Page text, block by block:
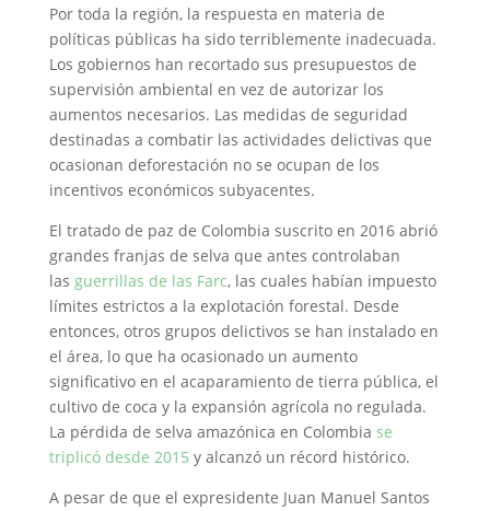
Por toda la región, la respuesta en materia de
políticas públicas ha sido terriblemente inadecuada.
Los gobiernos han recortado sus presupuestos de
supervisión ambiental en vez de autorizar los
aumentos necesarios. Las medidas de seguridad
destinadas a combatir las actividades delictivas que
ocasionan deforestación no se ocupan de los
incentivos económicos subyacentes.
El tratado de paz de Colombia suscrito en 2016 abrió
grandes franjas de selva que antes controlaban
las guerrillas de las Farc, las cuales habían impuesto
límites estrictos a la explotación forestal. Desde
entonces, otros grupos delictivos se han instalado en
el área, lo que ha ocasionado un aumento
significativo en el acaparamiento de tierra pública, el
cultivo de coca y la expansión agrícola no regulada.
La pérdida de selva amazónica en Colombia se
triplicó desde 2015 y alcanzó un récord histórico.
A pesar de que el expresidente Juan Manuel Santos